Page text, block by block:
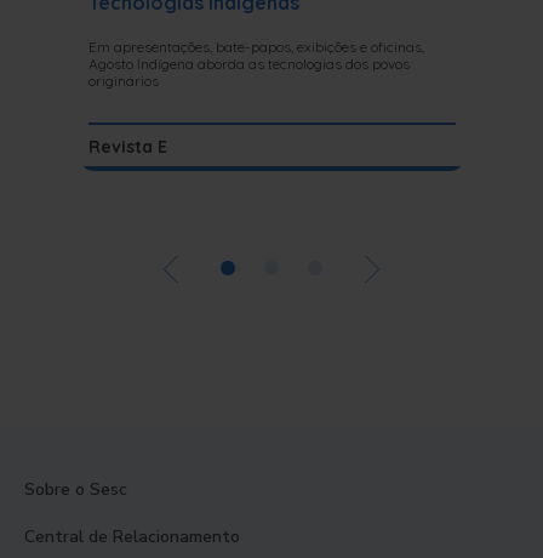
Em apresentações, bate-papos, exibições e oficinas,
Agosto Indígena aborda as tecnologias dos povos
originários
Revista E
•
Sobre o Sesc
Central de Relacionamento